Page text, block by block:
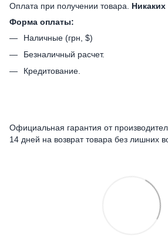
Оплата при получении товара.
Форма оплаты:
Наличные (грн, $)
Безналичный расчет.
Кредитование.
Официальная гарантия от
14 дней на возврат товара без лишних